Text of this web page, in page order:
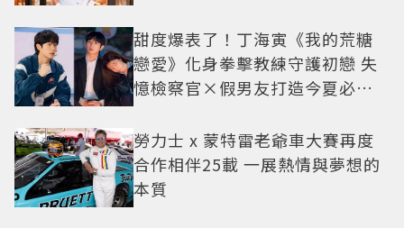
甜度爆表了！丁海寅《我的荒糖
戀愛》化身拳擊教練守護初戀 失
憶檢察官×假男友打造今夏必看
勞力士 x 蒙特雷老爺車大賽再度
合作相伴25載 一展熱情與夢想的
本質